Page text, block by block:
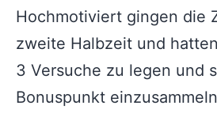
Hochmotiviert gingen die
zweite Halbzeit und
3 Versuche zu legen und
Bonuspunkt